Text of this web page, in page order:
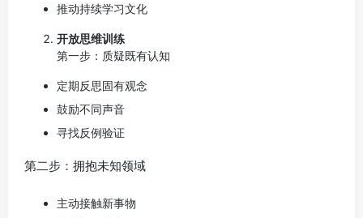
推动持续学习文化
开放思维训练
第一步：质疑既有认知
定期反思固有观念
鼓励不同声音
寻找反例验证
第二步：拥抱未知领域
主动接触新事物